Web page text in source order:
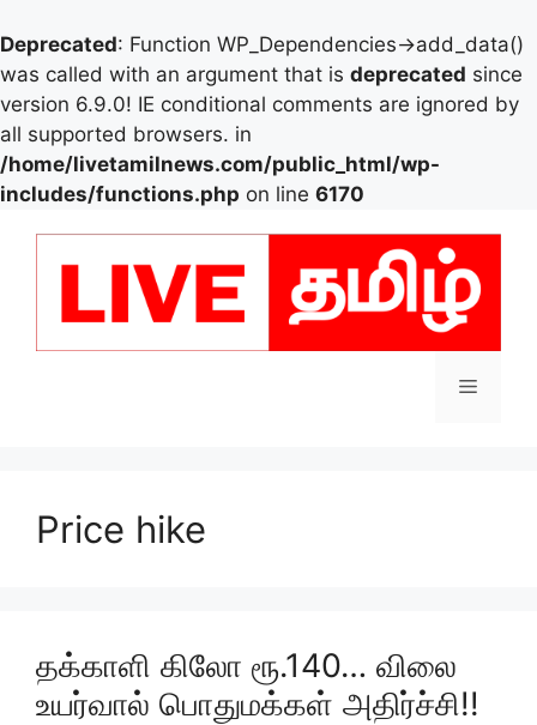
Deprecated: Function WP_Dependencies->add_data()
was called with an argument that is deprecated since
version 6.9.0! IE conditional comments are ignored by
all supported browsers. in
/home/livetamilnews.com/public_html/wp-
includes/functions.php on line 6170
Menu
Price hike
தக்காளி கிலோ ரூ.140… விலை
உயர்வால் பொதுமக்கள் அதிர்ச்சி!!